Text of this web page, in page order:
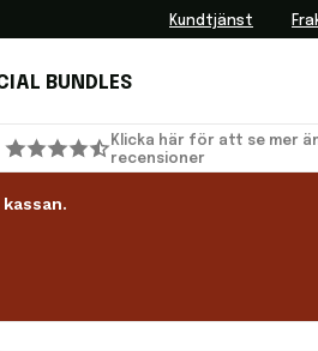
Kundtjänst
BUNDLES
Klicka här för att se mer än
recensioner
kassan.